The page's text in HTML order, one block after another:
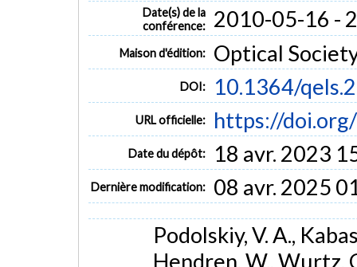
Date(s) de la
conférence:
2010-05-16 -
Maison d'édition: Optical
DOI: 10.1364/
URL officielle: https://
Date du dépôt: 18 avr. 2023
Dernière modification: 08 avr. 2025
Podolskiy, V. A.,
Hendren, W., Wurtz,